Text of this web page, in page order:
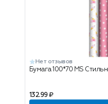
Нет отзывов
Бумага 100*70 MS
132.99 ₽